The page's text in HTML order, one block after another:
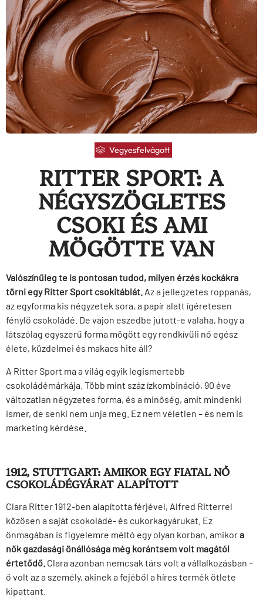
Vegyesfelvágott
RITTER SPORT: A
NÉGYSZÖGLETES
CSOKI ÉS AMI
MÖGÖTTE VAN
Valószínűleg te is pontosan tudod, milyen érzés kockákra
törni egy Ritter Sport csokitáblát. Az a jellegzetes roppanás,
az egyforma kis négyzetek sora, a papír alatt ígéretesen
fénylő csokoládé. De vajon eszedbe jutott-e valaha, hogy a
látszólag egyszerű forma mögött egy rendkívüli nő egész
élete, küzdelmei és makacs hite áll?
A Ritter Sport ma a világ egyik legismertebb
csokoládémárkája. Több mint száz ízkombináció, 90 éve
változatlan négyzetes forma, és a minőség, amit mindenki
ismer, de senki nem unja meg. Ez nem véletlen – és nem is
marketing kérdése.
1912, STUTTGART: AMIKOR EGY FIATAL NŐ
CSOKOLÁDÉGYÁRAT ALAPÍTOTT
Clara Ritter 1912-ben alapította férjével, Alfred Ritterrel
közösen a saját csokoládé- és cukorkagyárukat. Ez
önmagában is figyelemre méltó egy olyan korban, amikora
nők gazdasági önállósága még korántsem volt magától
értetődő. Clara azonban nemcsak társ volt a vállalkozásban –
ő volt az a személy, akinek a fejéből a híres termék ötlete
kipattant.